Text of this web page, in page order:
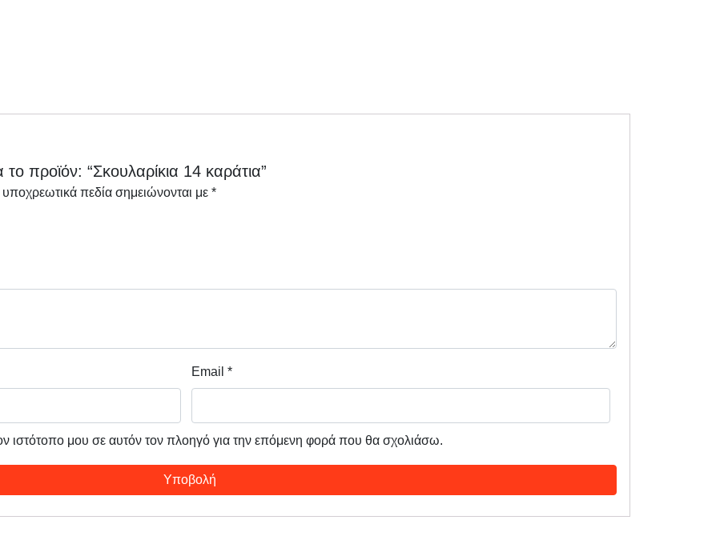
προϊόν: “Σκουλαρίκια 14 καράτια”
πεδία σημειώνονται με *
Email*
ιστότοπο μου σε αυτόν τον πλοηγό για την επόμενη φορά που θα σχολιάσω.